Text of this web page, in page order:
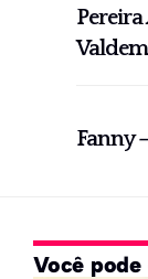
Fanny
Você